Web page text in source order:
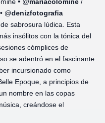
@denizfotografia
sabrosura lúdica. Esta
insólitos con la tónica del
cómplices de
se adentró en el fascinante
incursionado como
Epoque, a principios de
nombre en las copas
creándose el